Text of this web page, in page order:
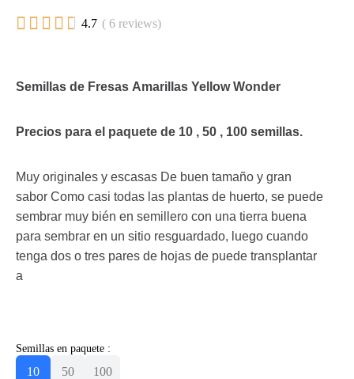
     4.7 ( 6 reviews)
Semillas de Fresas Amarillas Yellow Wonder
Precios para el paquete de 10 , 50 , 100 semillas.
Muy originales y escasas De buen tamaño y gran
sabor Como casi todas las plantas de huerto, se puede
sembrar muy bién en semillero con una tierra buena
para sembrar en un sitio resguardado, luego cuando
tenga dos o tres pares de hojas de puede transplantar
a
Semillas en paquete :
10 50 100